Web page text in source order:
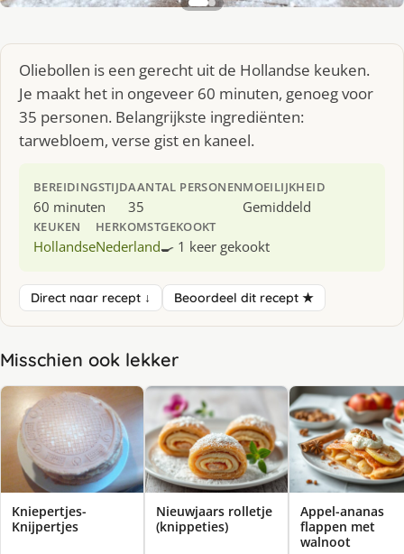
Oliebollen is een gerecht uit de Hollandse keuken.
Je maakt het in ongeveer 60 minuten, genoeg voor
35 personen. Belangrijkste ingrediënten:
tarwebloem, verse gist en kaneel.
BEREIDINGSTIJD
60 minuten
AANTAL PERSONEN
35
MOEILIJKHEID
Gemiddeld
KEUKEN
Hollandse
HERKOMST
Nederland
GEKOOKT
🍳 1 keer gekookt
Direct naar recept ↓ Beoordeel dit recept ★
Misschien ook lekker
Kniepertjes-
Knijpertjes
Nieuwjaars rolletje
(knippeties)
Appel-ananas
flappen met
walnoot